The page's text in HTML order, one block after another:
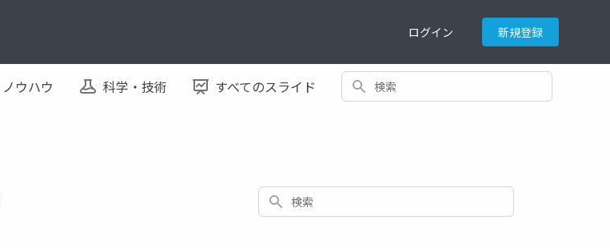
ログイン 新規登録
ノウハウ 科学・技術 すべてのスライド 検索
検索